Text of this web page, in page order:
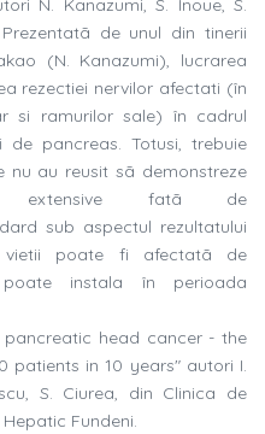
N. Kanazumi, S. Inoue, S.
de unul din tinerii
(N. Kanazumi), lucrarea
rezectiei nervilor afectati (în
si ramurilor sale) în cadrul
de pancreas. Totusi, trebuie
au reusit sã demonstreze
extensive fatã de
sub aspectul rezultatului
vietii poate fi afectatã de
instala în perioada
head cancer - the
patients in 10 years" autori I.
S. Ciurea, din Clinica de
Fundeni.